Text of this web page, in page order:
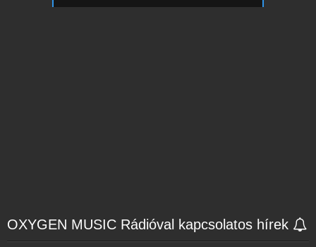
OXYGEN MUSIC Rádióval kapcsolatos hírek